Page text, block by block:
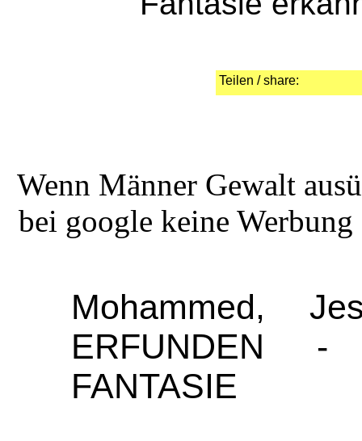
Teilen / share:
Wenn Männer Gewalt
bei google keine
Mohammed,
ERFUNDEN
FANTASIE